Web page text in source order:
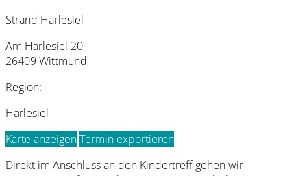
Strand Harlesiel
Am Harlesiel 20
26409 Wittmund
Region:
Harlesiel
Karte anzeigenTermin exportieren
Direkt im Anschluss an den Kindertreff gehen wir